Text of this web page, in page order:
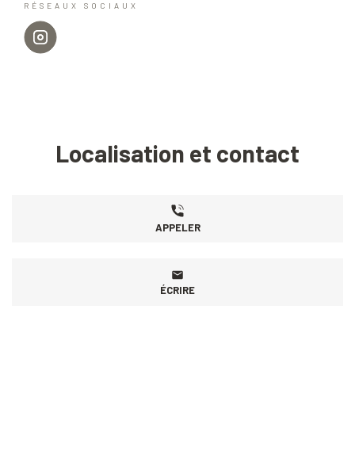
RÉSEAUX SOCIAUX
Localisation et contact
APPELER
ÉCRIRE